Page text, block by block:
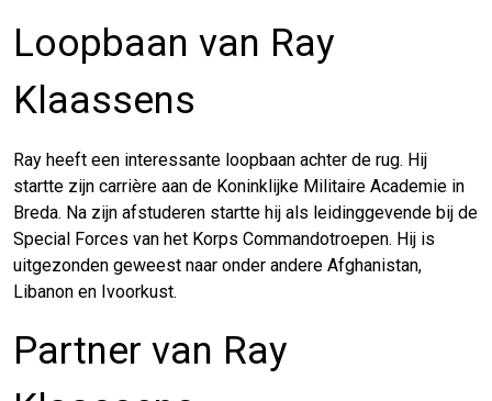
Loopbaan van Ray
Klaassens
Ray heeft een interessante loopbaan achter de rug. Hij
startte zijn carrière aan de Koninklijke Militaire Academie in
Breda. Na zijn afstuderen startte hij als leidinggevende bij de
Special Forces van het Korps Commandotroepen. Hij is
uitgezonden geweest naar onder andere Afghanistan,
Libanon en Ivoorkust.
Partner van Ray